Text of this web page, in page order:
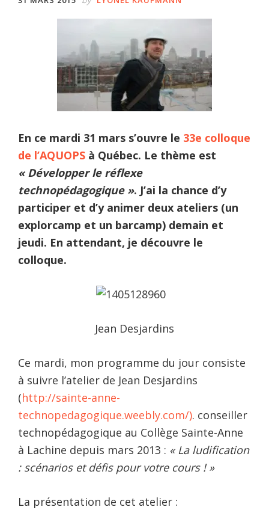
En ce mardi 31 mars s’ouvre le 33e colloque
de l’AQUOPS à Québec. Le thème est
« Développer le réflexe
technopédagogique ». J’ai la chance d’y
participer et d’y animer deux ateliers (un
explorcamp et un barcamp) demain et
jeudi. En attendant, je découvre le
colloque.
Jean Desjardins
Ce mardi, mon programme du jour consiste
à suivre l’atelier de Jean Desjardins
(http://sainte-anne-
technopedagogique.weebly.com/). conseiller
technopédagogique au Collège Sainte-Anne
à Lachine depuis mars 2013 : « La ludification
: scénarios et défis pour votre cours ! »
La présentation de cet atelier :